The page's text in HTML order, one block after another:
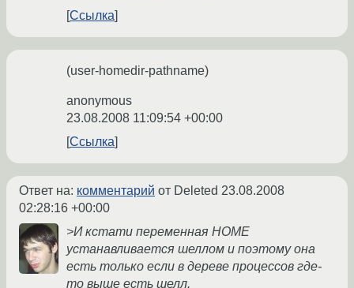
Ссылка
(user-homedir-pathname)
anonymous
23.08.2008 11:09:54 +00:00
Ссылка
Ответ на: комментарий от Deleted 23.08.2008
02:28:16 +00:00
>И кстати переменная HOME
устанавливается шеллом и поэтому она
есть только если в дереве процессов где-
то выше есть шелл.